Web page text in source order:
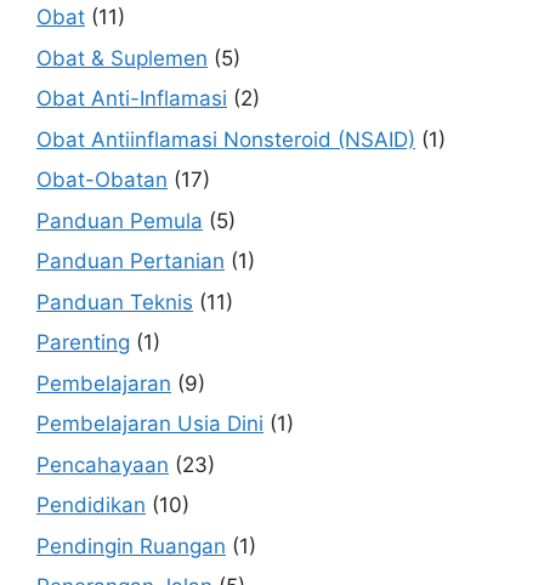
Obat (11)
Obat & Suplemen (5)
Obat Anti-Inflamasi (2)
Obat Antiinflamasi Nonsteroid (NSAID) (1)
Obat-Obatan (17)
Panduan Pemula (5)
Panduan Pertanian (1)
Panduan Teknis (11)
Parenting (1)
Pembelajaran (9)
Pembelajaran Usia Dini (1)
Pencahayaan (23)
Pendidikan (10)
Pendingin Ruangan (1)